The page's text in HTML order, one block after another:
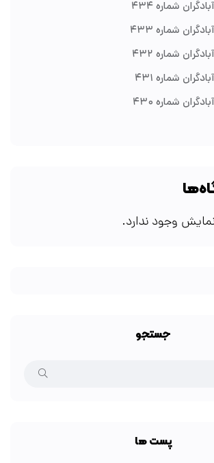
شماره ۴۳۴
شماره ۴۳۳
شماره ۴۳۲
شماره ۴۳۱
شماره ۴۳۰
وجود ندارد.
جستجو
پست ها